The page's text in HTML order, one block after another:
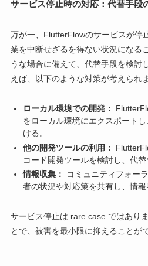
サービス停止時の対応：代替手段
万が一、FlutterFlowのサービスが停
業を中断せざるを得ない状況になる
うな場合に備えて、代替手段を検討
えば、以下のような対策が考えられま
ローカル環境での開発：
をローカル環境にエクスポート
ける。
他の開発ツールの利用：
コード開発ツールを検討し、代替
情報収集：
コミュニティフォー
者の状況や対応策を共有し、情報
サービス停止は rare case ではあり
とで、被害を最小限に抑えることが